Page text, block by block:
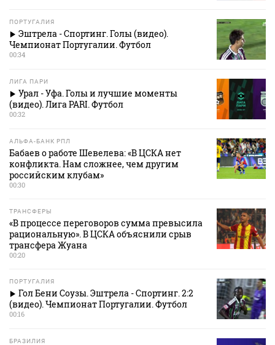
ПОРТУГАЛИЯ
Эштрела - Спортинг. Голы (видео).
Чемпионат Португалии. Футбол
00:34
ЛИГА ПАРИ
Урал - Уфа. Голы и лучшие моменты
(видео). Лига PARI. Футбол
00:32
АЛЬФА-БАНК РПЛ
Бабаев о работе Шевелева: «В ЦСКА нет
конфликта. Нам сложнее, чем другим
российским клубам»
00:30
ТРАНСФЕРЫ
«В процессе переговоров сумма превысила
рациональную». В ЦСКА объяснили срыв
трансфера Жуана
00:20
ПОРТУГАЛИЯ
Гол Бени Соузы. Эштрела - Спортинг. 2:2
(видео). Чемпионат Португалии. Футбол
00:16
БРАЗИЛИЯ